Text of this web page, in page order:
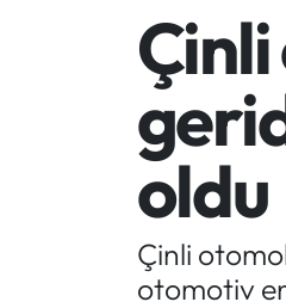
oldu
Çinli
otomotiv
Bilim - Teknoloji
Kültür - Sanat
Asya-Pasifik